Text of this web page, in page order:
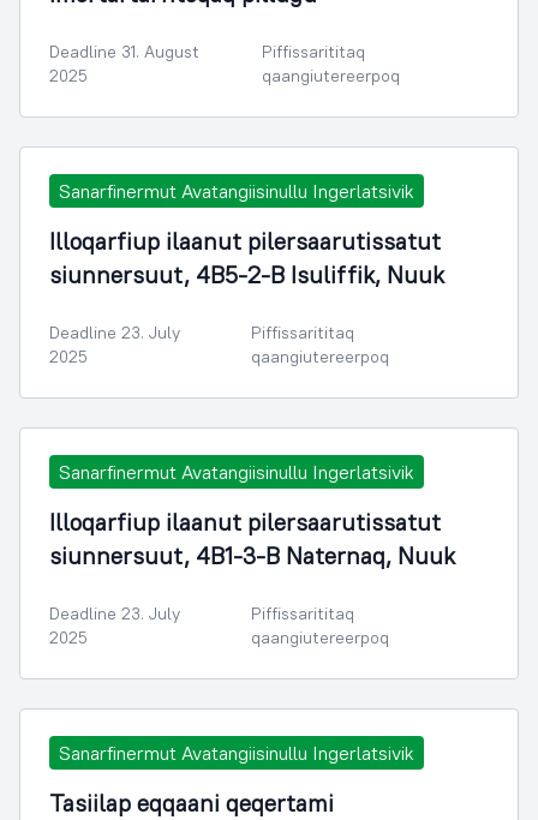
Deadline 31. August
2025
Piffissarititaq
qaangiutereerpoq
Sanarfinermut Avatangiisinullu Ingerlatsivik
Illoqarfiup ilaanut pilersaarutissatut
siunnersuut, 4B5-2-B Isuliffik, Nuuk
Deadline 23. July
2025
Piffissarititaq
qaangiutereerpoq
Sanarfinermut Avatangiisinullu Ingerlatsivik
Illoqarfiup ilaanut pilersaarutissatut
siunnersuut, 4B1-3-B Naternaq, Nuuk
Deadline 23. July
2025
Piffissarititaq
qaangiutereerpoq
Sanarfinermut Avatangiisinullu Ingerlatsivik
Tasiilap eqqaani qeqertami